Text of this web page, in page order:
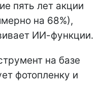
пять лет акции
на 68%),
ИИ-функции.
на базе
фотопленку и